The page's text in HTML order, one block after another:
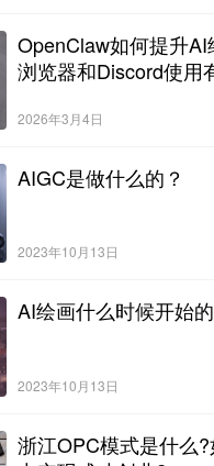
OpenClaw如何提升
浏览器和Discord使用
2026年3月4日
AIGC是做什么的？
2023年10月13日
AI绘画什么时候开始
2023年10月13日
浙江OPC模式是什么